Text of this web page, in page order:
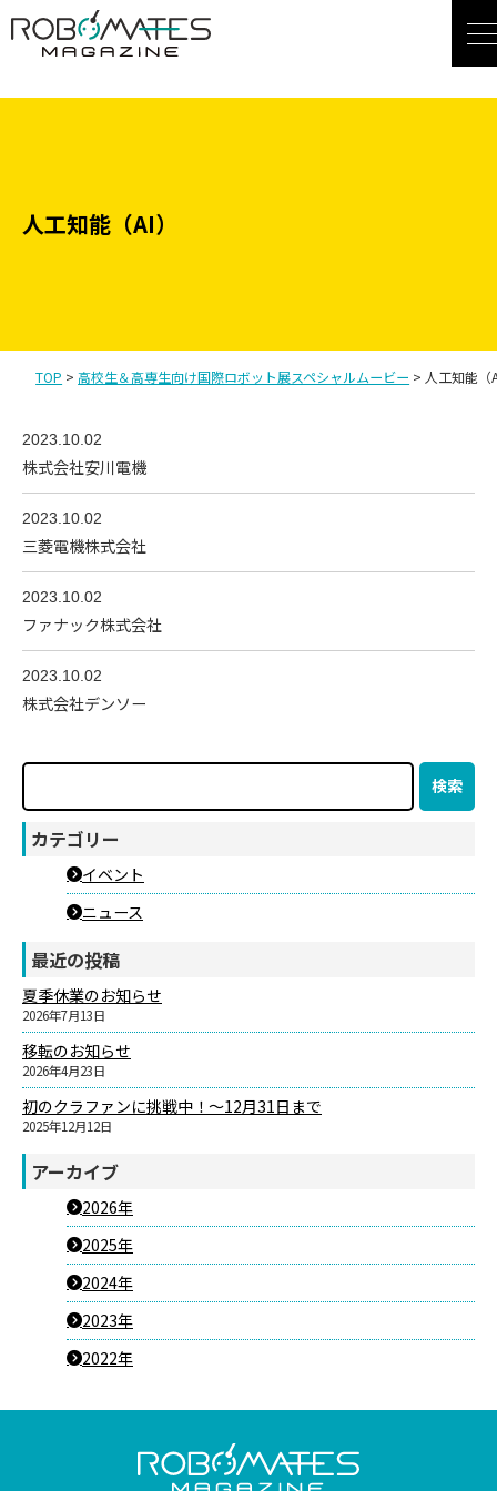
コ
ン
使用されているテンプレートファイル：archive.php
人工知能（AI）
TOP >高校生＆高専生向け国際ロボット展スペシャルムービー > 人工知能（
2023.10.02
株式会社安川電機
2023.10.02
三菱電機株式会社
2023.10.02
ファナック株式会社
2023.10.02
株式会社デンソー
検索
カテゴリー
イベント
ニュース
最近の投稿
夏季休業のお知らせ
2026年7月13日
移転のお知らせ
2026年4月23日
初のクラファンに挑戦中！～12月31日まで
2025年12月12日
アーカイブ
2026年
2025年
2024年
2023年
2022年